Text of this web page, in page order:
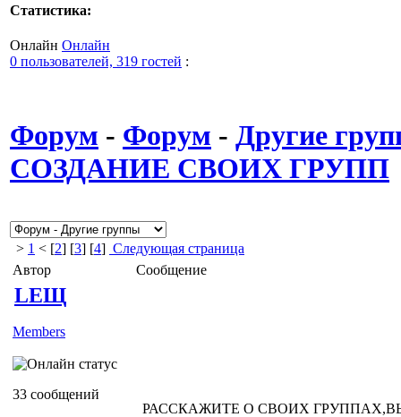
Статистика:
Онлайн Онлайн
0 пользователей, 319 гостей :
Форум - Форум - Другие
СОЗДАНИЕ СВОИХ ГРУПП
> 1 < [2] [3] [4] Следующая страница
Автор
Сообщение
LEЩ
Members
33 сообщений
РАССКАЖИТЕ О СВОИХ